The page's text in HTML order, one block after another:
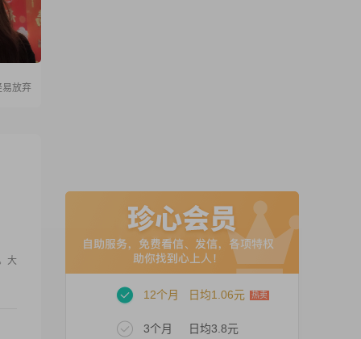
易放弃
大
12个月 日均1.06元
3个月 日均3.8元